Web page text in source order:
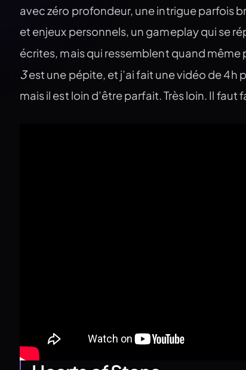
avec zéro profondeur, une intrigue parfois
et enjeux personnels, un gameplay qui se
écrites, mais qui ressemblent quand même
3est une pépite, et j’ai fait une vidéo de
mais il est loin d’être parfait. Très loin. Il faut